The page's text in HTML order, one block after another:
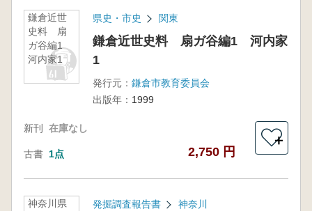
鎌倉近世
史料 扇
ガ谷編1
河内家1
県史・市史 関東
鎌倉近世史料 扇ガ谷編1 河内家
1
発行元： 鎌倉市教育委員会
出版年： 1999
新刊 在庫なし
古書 1点 2,750 円
＋
神奈川県
発掘調査報告書 神奈川